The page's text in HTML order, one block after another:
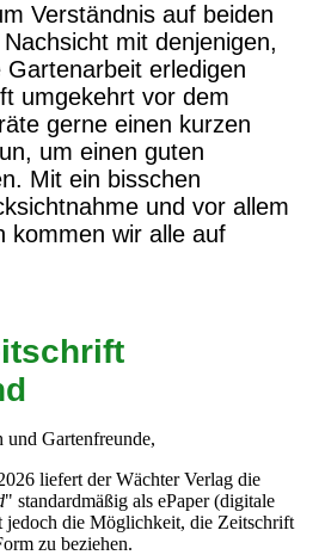
Verständnis auf beiden
mit denjenigen,
erledigen
umgekehrt vor dem
gerne einen kurzen
um einen guten
Mit ein bisschen
und vor allem
kommen wir alle auf
und Gartenfreunde,
liefert der Wächter Verlag die
" standardmäßig als ePaper (digitale
jedoch die Möglichkeit, die Zeitschrift
zu beziehen.